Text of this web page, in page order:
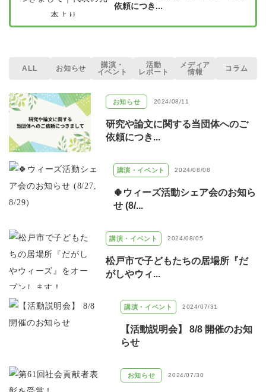
依頼につき...
ALL お知らせ
講演・
イベント
活動
レポート
メディア
情報
コラム
お知らせ 2024/08/11
研究や論文に関する当団体へのご
依頼につき...
講演・イベント 2024/08/08
🍀ウィーズ活動シェア会のお知ら
せ (8/...
講演・イベント 2024/08/05
松戸市で子どもたちの居場所『だ
がしやウィ...
講演・イベント 2024/07/31
【活動説明会】 8/8 開催のお知
らせ
お知らせ 2024/07/30